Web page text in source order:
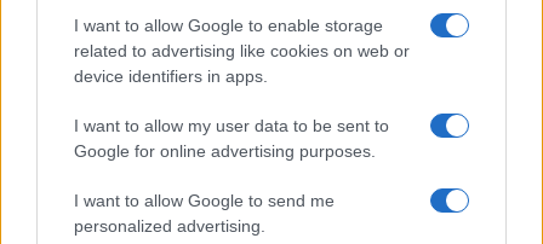
I want to allow Google to enable storage
related to advertising like cookies on web or
device identifiers in apps.
I want to allow my user data to be sent to
Google for online advertising purposes.
I want to allow Google to send me
personalized advertising.
«Φιάσκο» στη Μαδέιρα με το γάμο του
Κριστιάνο Ρονάλντο: Χιλιάδες άνθρωποι
πήγαν σε λάθος εκκλησία και προκάλεσαν
το γέλιο στον Πορτογάλο
Πιο σχολιασμένα
Μετέτρεψαν το Σαρακήνικο της Μήλου
σε ελικοδρόμιο – «Πάρκαραν» το